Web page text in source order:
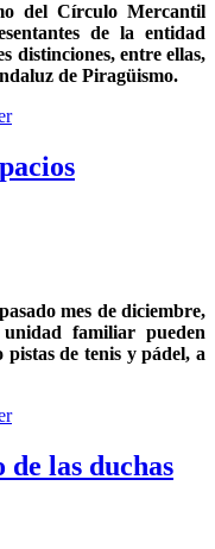
del Círculo Mercantil
de la entidad
distinciones, entre ellas,
de Piragüismo.
mes de diciembre,
familiar pueden
de tenis y pádel, a
las duchas